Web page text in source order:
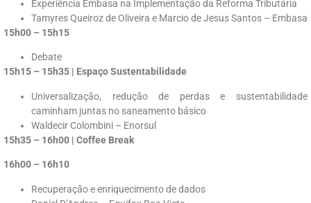
Experiência Embasa na Implementação da Reforma Tributária
Tamyres Queiroz de Oliveira e Marcio de Jesus Santos – Embasa
15h00 – 15h15
Debate
15h15 – 15h35 | Espaço Sustentabilidade
Universalização, redução de perdas e sustentabilidade
caminham juntas no saneamento básico
Waldecir Colombini – Enorsul
15h35 – 16h00 | Coffee Break
16h00 – 16h10
Recuperação e enriquecimento de dados